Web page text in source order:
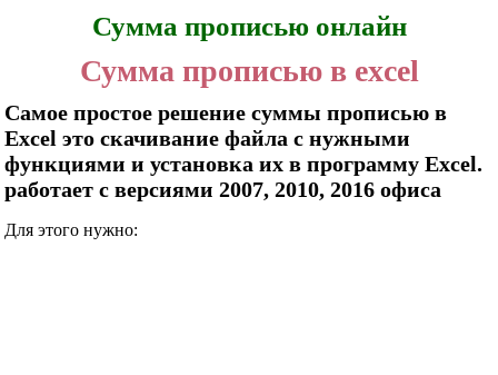
Сумма прописью онлайн
Сумма прописью в excel
Самое простое решение суммы прописью в
Excel это скачивание файла с нужными
функциями и установка их в программу Excel.
работает с версиями 2007, 2010, 2016 офиса
Для этого нужно: